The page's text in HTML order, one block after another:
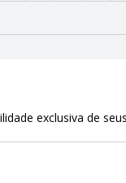
exclusiva de